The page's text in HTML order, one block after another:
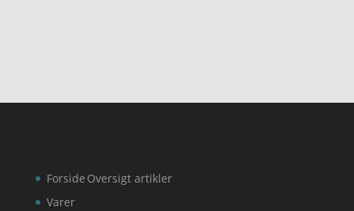
Forside
Varer
Oversigt artikler